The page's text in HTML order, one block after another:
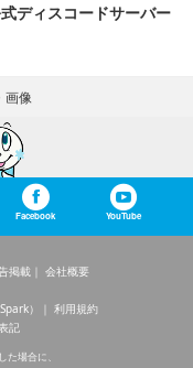
ディスコードサーバー
画像
Facebook YouTube
掲載
会社概要
）
利用規約
記
場合に、